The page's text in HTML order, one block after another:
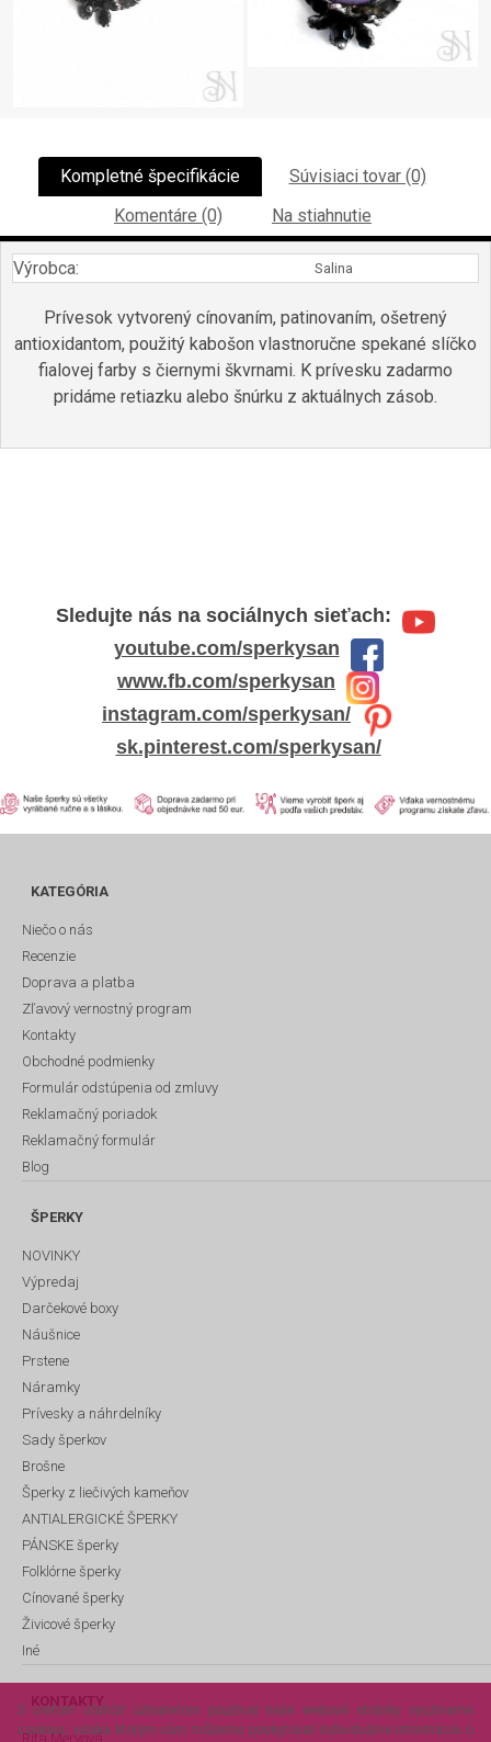
S cieľom uľahčiť užívateľom používať naše webové stránky využívame
cookies, vďaka ktorým vám môžeme poskytovať individuálne informácie o
Kompletné špecifikácie
Súvisiaci tovar (0)
Komentáre (0)
Na stiahnutie
Výrobca: Salina
Prívesok vytvorený cínovaním, patinovaním, ošetrený
antioxidantom, použitý kabošon vlastnoručne spekané slíčko
fialovej farby s čiernymi škvrnami. K prívesku zadarmo
pridáme retiazku alebo šnúrku z aktuálnych zásob.
Sledujte nás na sociálnych sieťach:
youtube.com/sperkysan
www.fb.com/sperkysan
instagram.com/sperkysan/
sk.pinterest.com/sperkysan/
KATEGÓRIA
Niečo o nás
Recenzie
Doprava a platba
Zľavový vernostný program
Kontakty
Obchodné podmienky
Formulár odstúpenia od zmluvy
Reklamačný poriadok
Reklamačný formulár
Blog
ŠPERKY
NOVINKY
Výpredaj
Darčekové boxy
Náušnice
Prstene
Náramky
Prívesky a náhrdelníky
Sady šperkov
Brošne
Šperky z liečivých kameňov
ANTIALERGICKÉ ŠPERKY
PÁNSKE šperky
Folklórne šperky
Cínované šperky
Živicové šperky
Iné
Rita Mervová